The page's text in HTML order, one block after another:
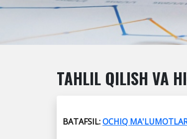
TAHLIL QILISH VA
BATAFSIL:OCHIQ